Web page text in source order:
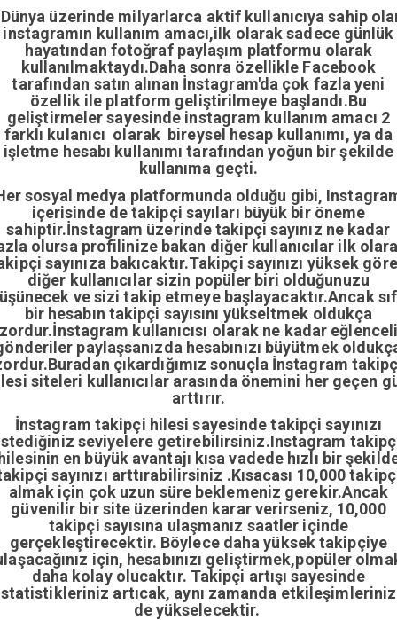
üzerinde milyarlarca aktif kullanıcıya sahip
instagramın kullanım amacı,ilk olarak sadece günlük
hayatından fotoğraf paylaşım platformu olarak
kullanılmaktaydı.Daha sonra özellikle Facebook
tarafından satın alınan İnstagram'da çok fazla yeni
özellik ile platform geliştirilmeye başlandı.Bu
geliştirmeler sayesinde instagram kullanım amacı 2
farklı kulanıcı olarak bireysel hesap kullanımı, ya da
işletme hesabı kullanımı tarafından yoğun bir şekilde
kullanıma geçti.
sosyal medya platformunda olduğu gibi,
içerisinde de takipçi sayıları büyük bir öneme
sahiptir.İnstagram üzerinde takipçi sayınız ne kadar
olursa profilinize bakan diğer kullanıcılar ilk
sayınıza bakıcaktır.Takipçi sayınızı yüksek
diğer kullanıcılar sizin popüler biri olduğunuzu
ve sizi takip etmeye başlayacaktır.Ancak
bir hesabın takipçi sayısını yükseltmek oldukça
kullanıcısı olarak ne kadar
paylaşsanızda hesabınızı büyütmek
çıkardığımız sonuçla İnstagram
siteleri kullanıcılar arasında önemini her geçen
arttırır.
İnstagram takipçi hilesi sayesinde takipçi sayınızı
seviyelere getirebilirsiniz.Instagram
en büyük avantajı kısa vadede hızlı bir
sayınızı arttırabilirsiniz .Kısacası 10,000
almak için çok uzun süre beklemeniz gerekir.Ancak
güvenilir bir site üzerinden karar verirseniz, 10,000
takipçi sayısına ulaşmanız saatler içinde
gerçekleştirecektir. Böylece daha yüksek takipçiye
için, hesabınızı geliştirmek,popüler
daha kolay olucaktır. Takipçi artışı sayesinde
artıcak, aynı zamanda
de yükselecektir.